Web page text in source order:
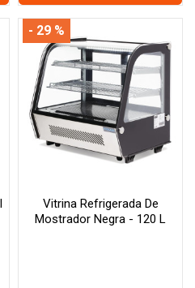
Vitrina Refrigerada De
Mostrador Negra - 120 L
- 29 %